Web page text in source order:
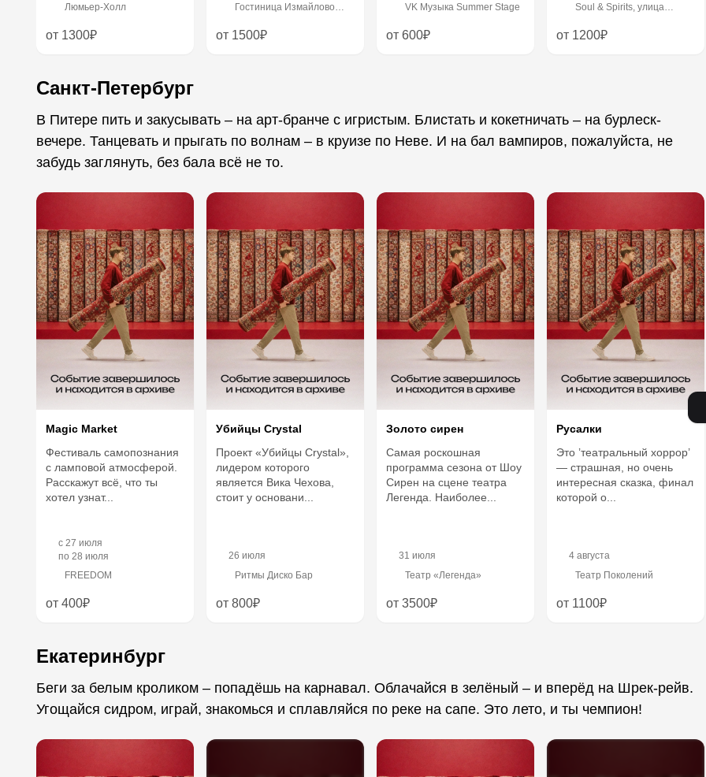
Люмьер-Холл
от 1300₽
Гостиница Измайлово
шоссе, 71к2Б
от 1500₽
VK Музыка Summer Stage
от 600₽
Soul & Spirits, улица
от 1200₽
Санкт-Петербург
В Питере пить и закусывать – на арт-бранче с игристым. Блистать и кокетничать – на бурлеск-
вечере. Танцевать и прыгать по волнам – в круизе по Неве. И на бал вампиров, пожалуйста, не
забудь заглянуть, без бала всё не то.
Magic Market
Фестиваль самопознания
с ламповой атмосферой.
Расскажут всё, что ты
хотел узнат...
c 27 июля
по 28 июля
FREEDOM
от 400₽
Убийцы Crystal
Проект «Убийцы Crystal»,
лидером которого
является Вика Чехова,
стоит у основани...
26 июля
Ритмы Диско Бар
от 800₽
Золото сирен
Самая роскошная
программа сезона от Шоу
Сирен на сцене театра
Легенда. Наиболее...
31 июля
Театр «Легенда»
от 3500₽
Русалки
Это ’театральный хоррор’
— страшная, но очень
интересная сказка, финал
которой о...
4 августа
Театр Поколений
от 1100₽
Екатеринбург
Беги за белым кроликом – попадёшь на карнавал. Облачайся в зелёный – и вперёд на Шрек-рейв.
Угощайся сидром, играй, знакомься и сплавляйся по реке на сапе. Это лето, и ты чемпион!